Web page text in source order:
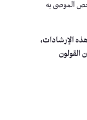
الموصى به
الإرشادات،
القولون